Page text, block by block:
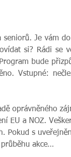
Je vám
si? Rádi se
bude
Vstupné:
oprávněného
EU a NOZ.
Pokud s
akce…